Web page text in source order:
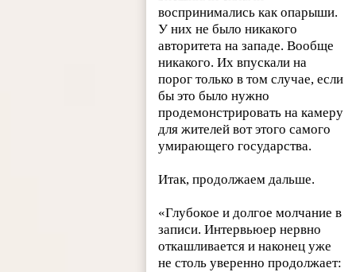
воспринимались как опарыши.
У них не было никакого
авторитета на западе. Вообще
никакого. Их впускали на
порог только в том случае, если
бы это было нужно
продемонстрировать на камеру
для жителей вот этого самого
умирающего государства.
Итак, продолжаем дальше.
«Глубокое и долгое молчание в
записи. Интервьюер нервно
откашливается и наконец уже
не столь уверенно продолжает: